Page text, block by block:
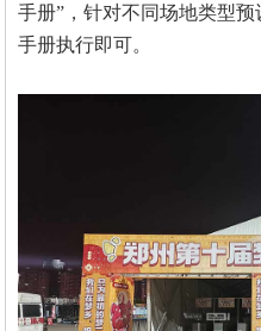
手册”，针对不同场地类型
手册执行即可。